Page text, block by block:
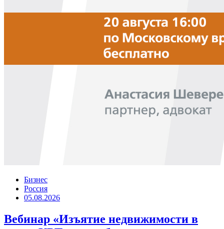
Бизнес
Россия
05.08.2026
Вебинар «Изъятие недвижимости в